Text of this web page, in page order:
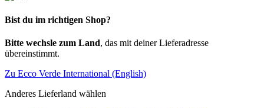
Bist du im richtigen Shop?
Bitte wechsle zum Land, das mit deiner Lieferadresse
übereinstimmt.
Zu Ecco Verde International (English)
Anderes Lieferland wählen